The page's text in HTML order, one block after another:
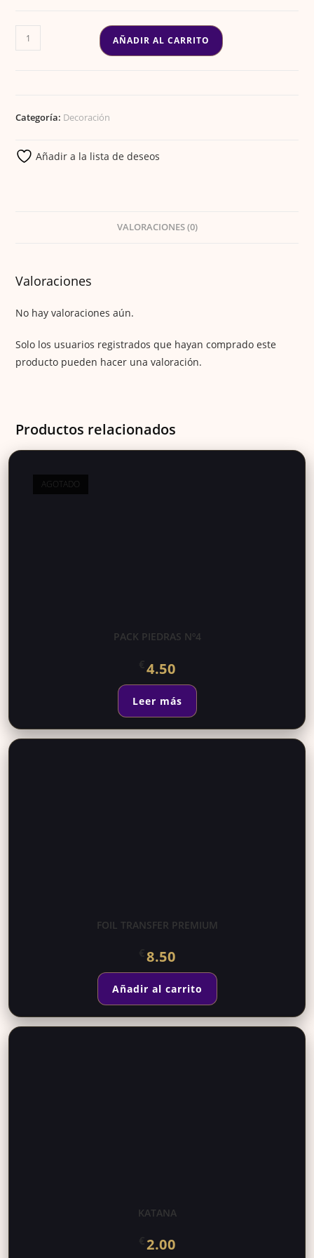
€4.00.
FOIL
COLORES
AÑADIR AL CARRITO
Categoría: Decoración
Añadir a la lista de deseos
VALORACIONES (0)
Valoraciones
No hay valoraciones aún.
Solo los usuarios registrados que hayan comprado este
producto pueden hacer una valoración.
Productos relacionados
AGOTADO
PACK PIEDRAS Nº4
4.50
Leer más
FOIL TRANSFER PREMIUM
8.50
Añadir al carrito
KATANA
2.00